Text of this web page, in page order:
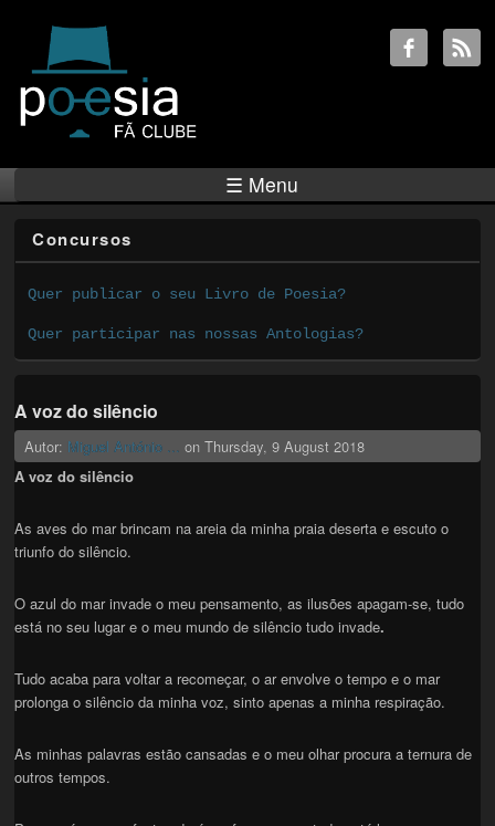
☰ Menu
Concursos
Quer publicar o seu Livro de Poesia?
Quer participar nas nossas Antologias?
A voz do silêncio
Autor: Miguel António ... onThursday, 9 August 2018
A voz do silêncio
As aves do mar brincam na areia da minha praia deserta e escuto o
triunfo do silêncio.
O azul do mar invade o meu pensamento, as ilusões apagam-se, tudo
está no seu lugar e o meu mundo de silêncio tudo invade.
Tudo acaba para voltar a recomeçar, o ar envolve o tempo e o mar
prolonga o silêncio da minha voz, sinto apenas a minha respiração.
As minhas palavras estão cansadas e o meu olhar procura a ternura de
outros tempos.